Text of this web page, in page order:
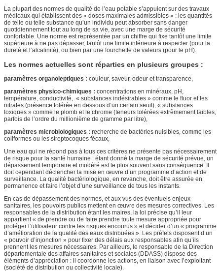
La plupart des normes de qualité de l’eau potable s’appuient sur des travaux
médicaux qui établissent des « doses maximales admissibles » : les quantités
de telle ou telle substance qu’un individu peut absorber sans danger
quotidiennement tout au long de sa vie, avec une marge de sécurité
confortable. Une norme est représentée par un chiffre qui fixe tantôt une limite
supérieure à ne pas dépasser, tantôt une limite inférieure à respecter (pour la
dureté et l’alcalinité), ou bien par une fourchette de valeurs (pour le pH).
Les normes actuelles sont réparties en plusieurs groupes :
paramètres organoleptiques : couleur, saveur, odeur et transparence,
paramètres physico-chimiques : concentrations en minéraux, pH,
température, conductivité, « substances indésirables » comme le fluor et les
nitrates (présence tolérée en dessous d’un certain seuil), « substances
toxiques » comme le plomb et le chrome (teneurs tolérées extrêmement faibles,
parfois de l’ordre du millionième de gramme par litre),
paramètres microbiologiques : recherche de bactéries nuisibles, comme les
coliformes ou les streptocoques fécaux,
Une eau qui ne répond pas à tous ces critères ne présente pas nécessairement
de risque pour la santé humaine : étant donné la marge de sécurité prévue, un
dépassement temporaire et modéré est le plus souvent sans conséquence. Il
doit cependant déclencher la mise en œuvre d’un programme d’action et de
surveillance. La qualité bactériologique, en revanche, doit être assurée en
permanence et faire l’objet d’une surveillance de tous les instants.
En cas de dépassement des normes, et aux vus des éventuels enjeux
sanitaires, les pouvoirs publics mettent en œuvre des mesures correctives. Les
responsables de la distribution étant les maires, la loi précise qu’il leur
appartient « de prendre ou de faire prendre toute mesure appropriée pour
protéger l’utilisateur contre les risques encourus » et décider d’un « programme
d’amélioration de la qualité des eaux distribuées ». Les préfets disposent d’un
« pouvoir d’injonction » pour fixer des délais aux responsables afin qu’ils
prennent les mesures nécessaires. Par ailleurs, le responsable de la Direction
départementale des affaires sanitaires et sociales (DDASS) dispose des
éléments d’appréciation : il coordonne les actions, en liaison avec l’exploitant
(société de distribution ou collectivité locale).